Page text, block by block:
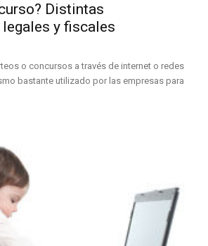
Distintas
y fiscales
o concursos a través de internet o redes
bastante utilizado por las empresas para